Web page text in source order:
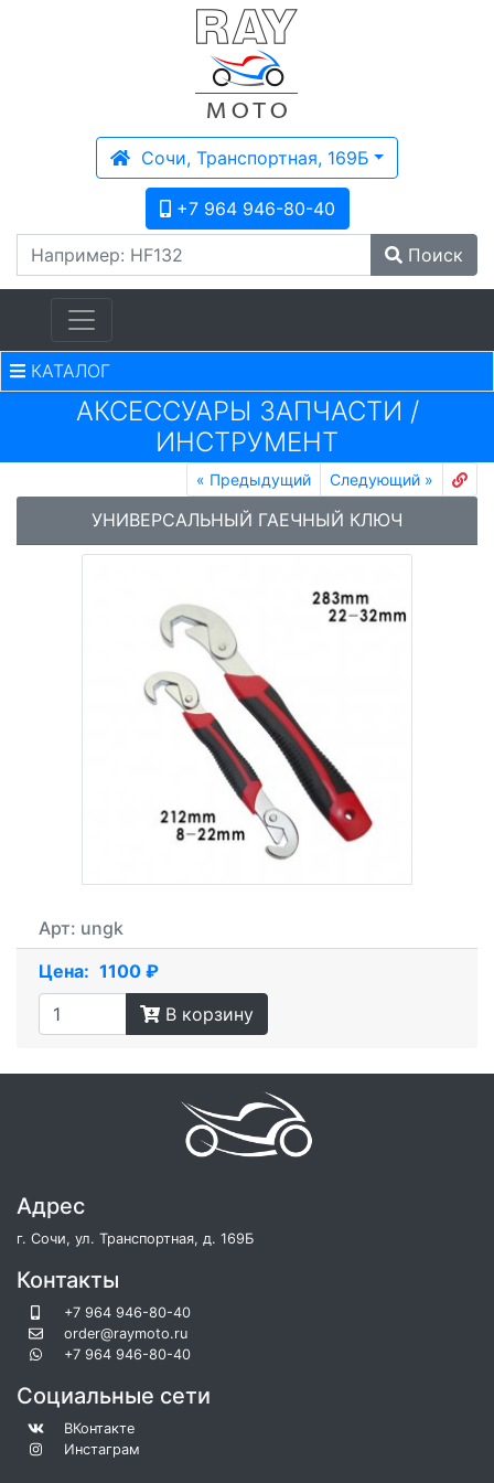
Сочи, Транспортная, 169Б
+7 964 946-80-40
Поиск
КАТАЛОГ
АКСЕССУАРЫ ЗАПЧАСТИ /
ИНСТРУМЕНТ
« Предыдущий Следующий »
УНИВЕРСАЛЬНЫЙ ГАЕЧНЫЙ КЛЮЧ
Арт: ungk
Цена: 1100 ₽
В корзину
Адрес
г. Сочи, ул. Транспортная, д. 169Б
Контакты
+7 964 946-80-40
order@raymoto.ru
+7 964 946-80-40
Социальные сети
ВКонтакте
Инстаграм